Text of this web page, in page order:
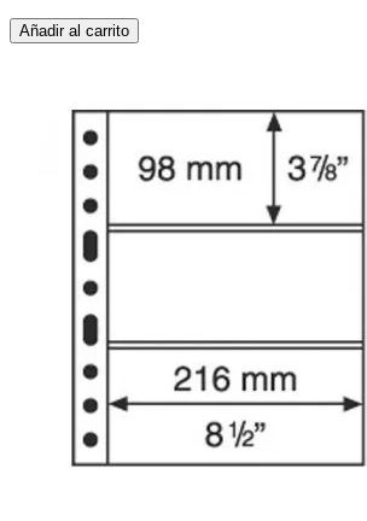
Añadir al carrito